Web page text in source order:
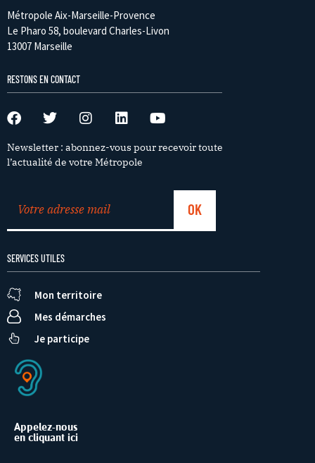
Métropole Aix-Marseille-Provence
Le Pharo 58, boulevard Charles-Livon
13007 Marseille
RESTONS EN CONTACT
Newsletter : abonnez-vous pour recevoir toute
l’actualité de votre Métropole
SERVICES UTILES
Mon territoire
Mes démarches
Je participe
Appelez-nous
en cliquant ici